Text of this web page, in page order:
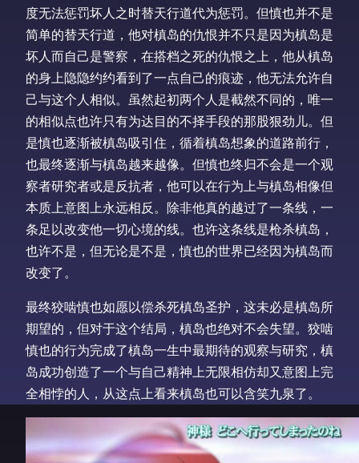
度无法惩罚坏人之时替天行道代为惩罚。但慎也并不是
简单的替天行道，他对槙岛的仇恨并不只是因为槙岛是
坏人而自己是警察，在搭档之死的仇恨之上，他从槙岛
的身上隐隐约约看到了一点自己的痕迹，他无法允许自
己与这个人相似。虽然起初两个人是截然不同的，唯一
的相似点也许只有为达目的不择手段的那股狠劲儿。但
是慎也逐渐被槙岛吸引住，循着槙岛想象的道路前行，
也最终逐渐与槙岛越来越像。但慎也终归不会是一个观
察者研究者或是反抗者，他可以在行为上与槙岛相像但
本质上意图上永远相反。除非他真的越过了一条线，一
条足以改变他一切心境的线。也许这条线是枪杀槙岛，
也许不是，但无论是不是，慎也的世界已经因为槙岛而
改变了。
最终狡啮慎也如愿以偿杀死槙岛圣护，这未必是槙岛所
期望的，但对于这个结局，槙岛也绝对不会失望。狡啮
慎也的行为完成了槙岛一生中最期待的观察与研究，槙
岛成功创造了一个与自己精神上无限相仿却又意图上完
全相悖的人，从这点上看来槙岛也可以含笑九泉了。